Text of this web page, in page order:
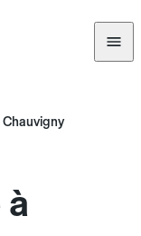
Chauvigny
à